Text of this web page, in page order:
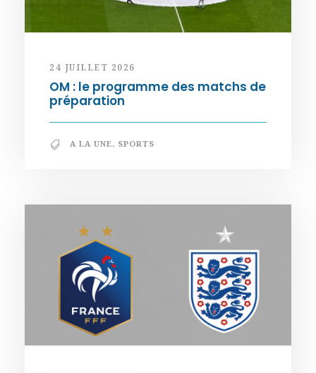
24 JUILLET 2026
OM : le programme des matchs de
préparation
A LA UNE, SPORTS